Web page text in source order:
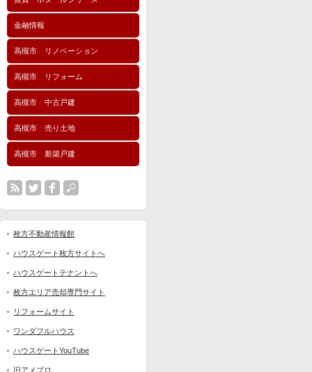
金融情報
高槻市 リノベーション
高槻市 リフォーム
高槻市 中古戸建
高槻市 売り土地
高槻市 新築戸建
枚方不動産情報館
ハウスゲート枚方サイトへ
ハウスゲートテナントへ
枚方エリア売却専門サイト
リフォームサイト
ワンダフルハウス
ハウスゲートYouTube
旧アメブロ